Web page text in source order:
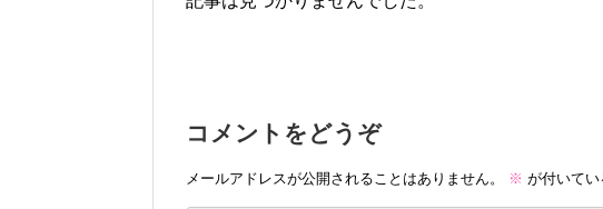
コメントをどうぞ
メールアドレスが公開されることはありません。 ※ が付いて